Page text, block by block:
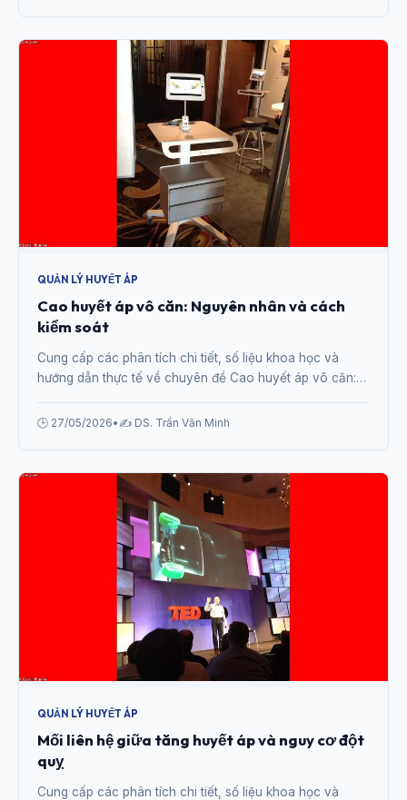
QUẢN LÝ HUYẾT ÁP
Cao huyết áp vô căn: Nguyên nhân và cách
kiểm soát
Cung cấp các phân tích chi tiết, số liệu khoa học và
hướng dẫn thực tế về chuyên đề Cao huyết áp vô căn:
🕒 27/05/2026• ✍️ DS. Trần Văn Minh
QUẢN LÝ HUYẾT ÁP
Mối liên hệ giữa tăng huyết áp và nguy cơ đột
quỵ
Cung cấp các phân tích chi tiết, số liệu khoa học và